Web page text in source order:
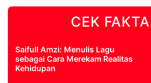
CEK FAKTA
Saifull Amzi: Menulis Lagu
sebagai Cara Merekam Realitas
Kehidupan